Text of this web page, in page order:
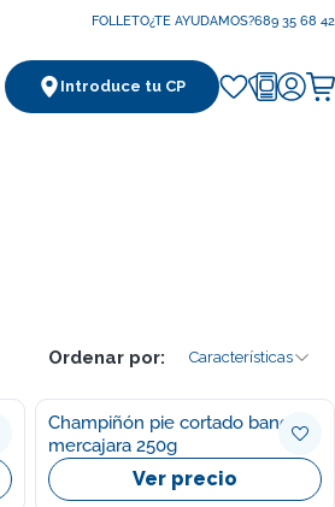
FOLLETO¿TE AYUDAMOS?689 35 68 42
Introduce tu CP
Ordenar por: Características
Champiñón pie cortado bandeja
mercajara 250g
Ver precio